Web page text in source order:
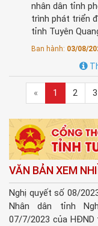
nhân dân tỉnh
trình phát triển
tỉnh Tuyên
Ban hành: 03/08/
« 1 2 3
VĂN BẢN XEM
Nghị quyết số 08/
Nhân dân tỉnh
07/7/2023 của